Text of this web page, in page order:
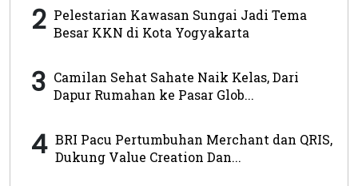
2 Pelestarian Kawasan Sungai Jadi Tema
Besar KKN di Kota Yogyakarta
3 Camilan Sehat Sahate Naik Kelas, Dari
Dapur Rumahan ke Pasar Glob...
4 BRI Pacu Pertumbuhan Merchant dan QRIS,
Dukung Value Creation Dan...